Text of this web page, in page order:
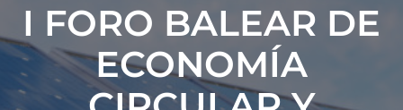
I FORO BALEAR DE
ECONOMÍA